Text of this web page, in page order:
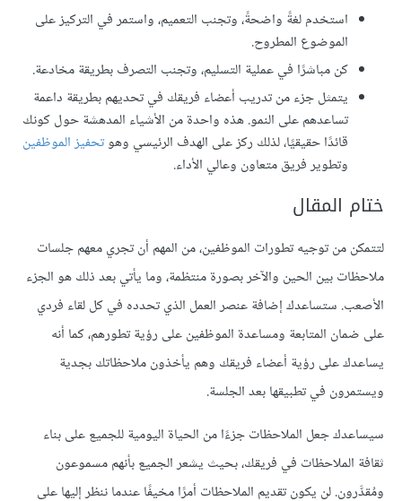
استخدم لغةً واضحةً، وتجنب التعميم، واستمر في التركيز على
الموضوع المطروح.
كن مباشرًا في عملية التسليم، وتجنب التصرف بطريقة مخادعة.
يتمثل جزء من تدريب أعضاء فريقك في تحديهم بطريقة داعمة
تساعدهم على النمو. هذه واحدة من الأشياء المدهشة حول كونك
قائدًا حقيقيًا، لذلك ركز على الهدف الرئيسي وهوتحفيز الموظفين
وتطوير فريق متعاون وعالي الأداء.
ختام المقال
لتتمكن من توجيه تطورات الموظفين، من المهم أن تجري معهم جلسات
ملاحظات بين الحين والآخر بصورة منتظمة، وما يأتي بعد ذلك هو الجزء
الأصعب. ستساعدك إضافة عنصر العمل الذي تحدده في كل لقاء فردي
على ضمان المتابعة ومساعدة الموظفين على رؤية تطورهم، كما أنه
يساعدك على رؤية أعضاء فريقك وهم يأخذون ملاحظاتك بجدية
ويستمرون في تطبيقها بعد الجلسة.
سيساعدك جعل الملاحظات جزءًا من الحياة اليومية للجميع على بناء
ثقافة الملاحظات في فريقك، بحيث يشعر الجميع بأنهم مسموعون
ومُقدَّرون. لن يكون تقديم الملاحظات أمرًا مخيفًا عندما ننظر إليها على